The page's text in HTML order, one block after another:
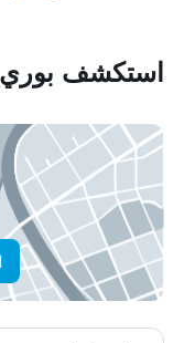
استكشف بوري